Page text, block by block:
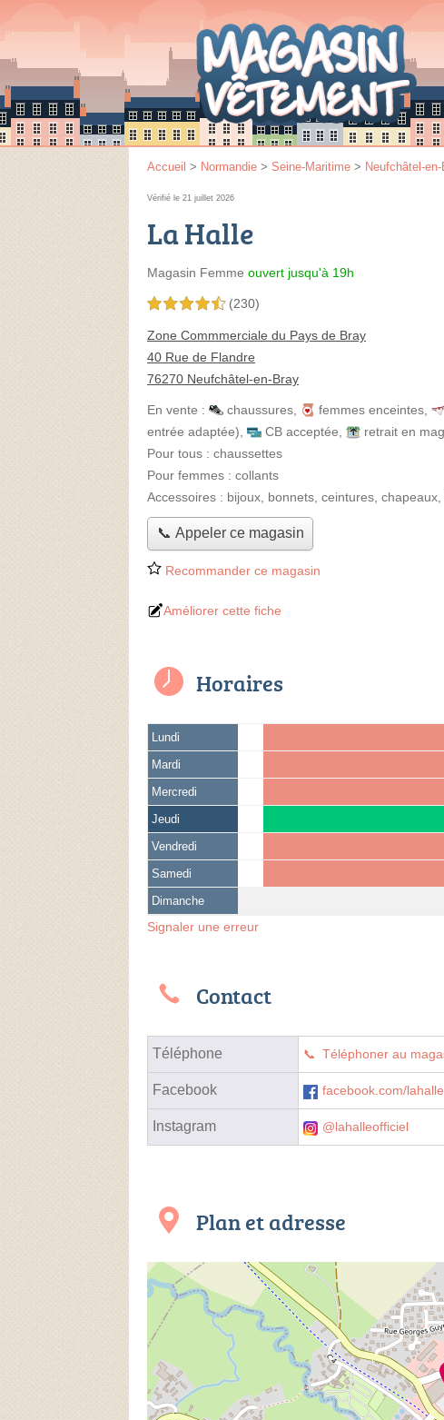
Accueil > Normandie > Seine-Maritime > Neufchâtel-
Vérifié le 21 juillet 2026
La Halle
Magasin Femme ouvert jusqu'à 19h
4,5 étoiles sur 5 (230)
Zone Commmerciale du Pays de Bray
40 Rue de Flandre
76270 Neufchâtel-en-Bray
En vente : chaussures femmes enceintes
entrée adaptée)
CB acceptée
retrait en
Pour tous : chaussettes
Pour femmes : collants
Accessoires : bijoux, bonnets, ceintures,
📞 Appeler ce magasin
Recommander ce magasin
Améliorer cette fiche
Horaires
Lundi
Mardi
Mercredi
Jeudi
Vendredi
Samedi
Dimanche
Signaler une erreur
Contact
Téléphone Téléphoner au
Facebook facebook.com/
Instagram @lahalleofficiel
Plan et adresse